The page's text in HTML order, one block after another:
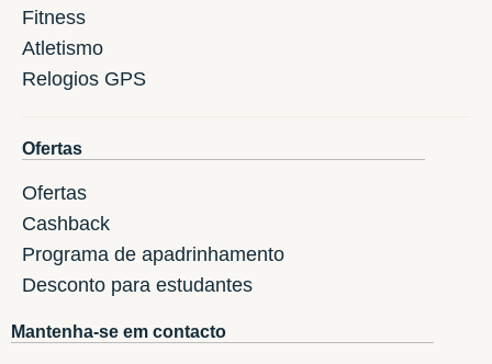
Fitness
Atletismo
Relogios GPS
Ofertas
Ofertas
Cashback
Programa de apadrinhamento
Desconto para estudantes
Mantenha-se em contacto